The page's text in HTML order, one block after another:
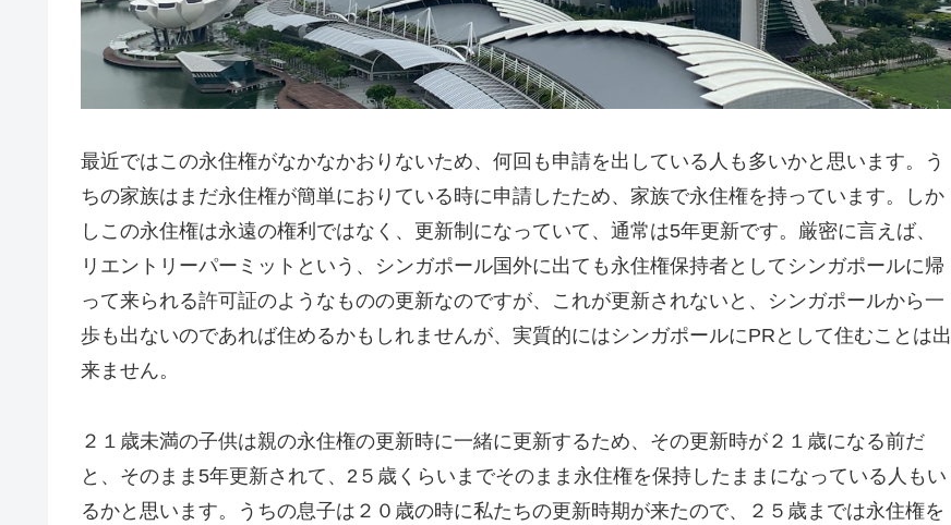
最近ではこの永住権がなかなかおりないため、何回も申請を出している人も多いかと思います。う
ちの家族はまだ永住権が簡単におりている時に申請したため、家族で永住権を持っています。しか
しこの永住権は永遠の権利ではなく、更新制になっていて、通常は5年更新です。厳密に言えば、
リエントリーパーミットという、シンガポール国外に出ても永住権保持者としてシンガポールに帰
って来られる許可証のようなものの更新なのですが、これが更新されないと、シンガポールから一
歩も出ないのであれば住めるかもしれませんが、実質的にはシンガポールにPRとして住むことは出
来ません。
２１歳未満の子供は親の永住権の更新時に一緒に更新するため、その更新時が２１歳になる前だ
と、そのまま5年更新されて、2５歳くらいまでそのまま永住権を保持したままになっている人もい
るかと思います。うちの息子は２０歳の時に私たちの更新時期が来たので、２５歳までは永住権を